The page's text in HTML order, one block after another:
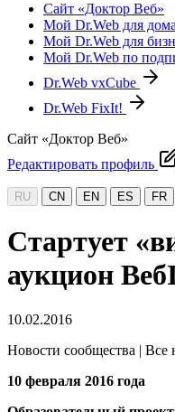
Сайт «Доктор Веб»
Мой Dr.Web для дома
Мой Dr.Web для
Мой Dr.Web по
Dr.Web vxCube
Dr.Web FixIt!
Сайт «Доктор Веб»
Редактировать профиль
RU CN EN ES FR
Стартует
аукцион
10.02.2016
Новости сообщества | Все
10 февраля 2016 года